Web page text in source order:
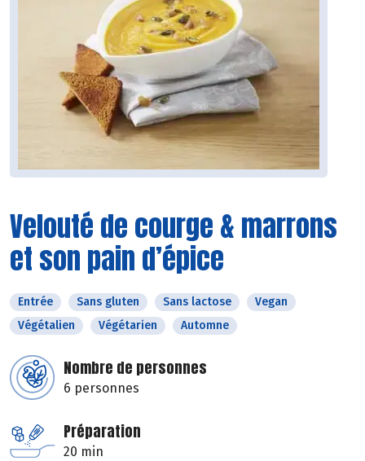
Velouté de courge & marrons
et son pain d’épice
Entrée Sans gluten Sans lactose
Vegan
Végétalien
Végétarien Automne
Nombre de personnes
6 personnes
Préparation
20 min